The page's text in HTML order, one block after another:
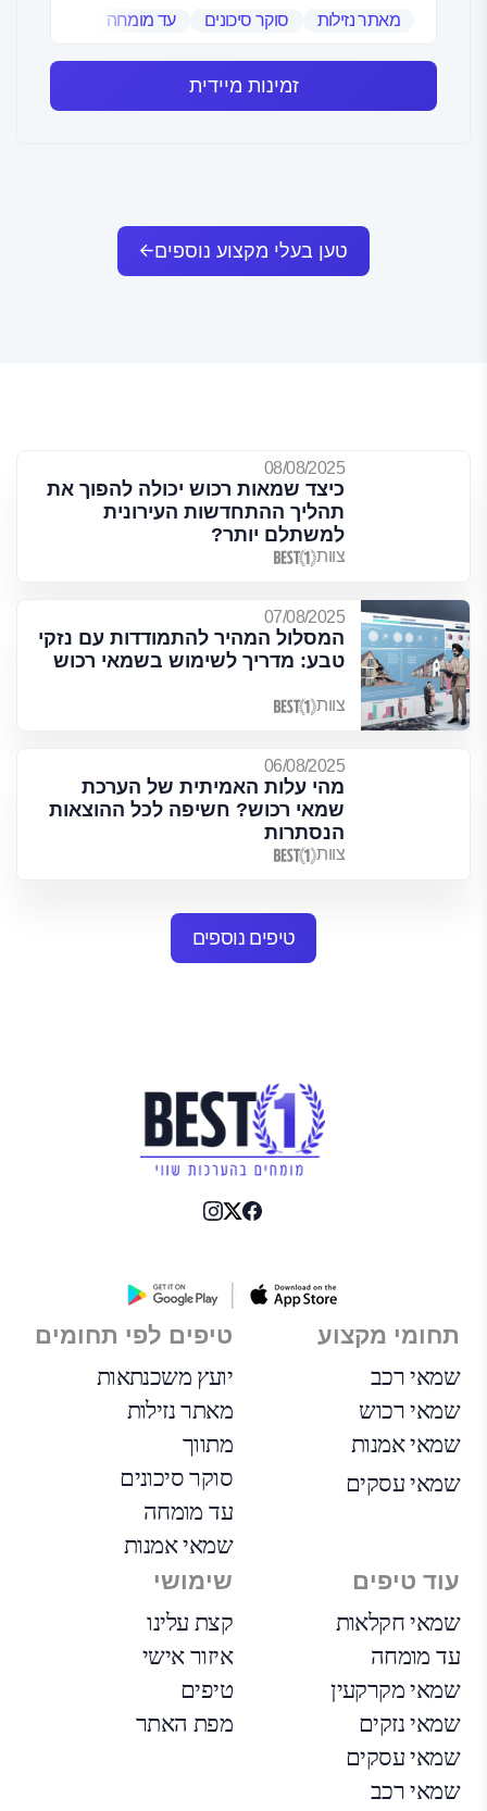
מאתר נזילות סוקר סיכונים עד מומחה
זמינות מיידית
טען בעלי מקצוע נוספים
08/08/2025
כיצד שמאות רכוש יכולה להפוך את
תהליך ההתחדשות העירונית
למשתלם יותר?
צוות
07/08/2025
המסלול המהיר להתמודדות עם נזקי
טבע: מדריך לשימוש בשמאי רכוש
צוות
06/08/2025
מהי עלות האמיתית של הערכת
שמאי רכוש? חשיפה לכל ההוצאות
הנסתרות
צוות
טיפים נוספים
תחומי מקצוע
שמאי רכב
שמאי רכוש
שמאי אמנות
שמאי עסקים
טיפים לפי תחומים
יועץ משכנתאות
מאתר נזילות
מתווך
סוקר סיכונים
עד מומחה
שמאי אמנות
עוד טיפים
שמאי חקלאות
עד מומחה
שמאי מקרקעין
שמאי נזקים
שמאי עסקים
שמאי רכב
שימושי
קצת עלינו
איזור אישי
טיפים
מפת האתר